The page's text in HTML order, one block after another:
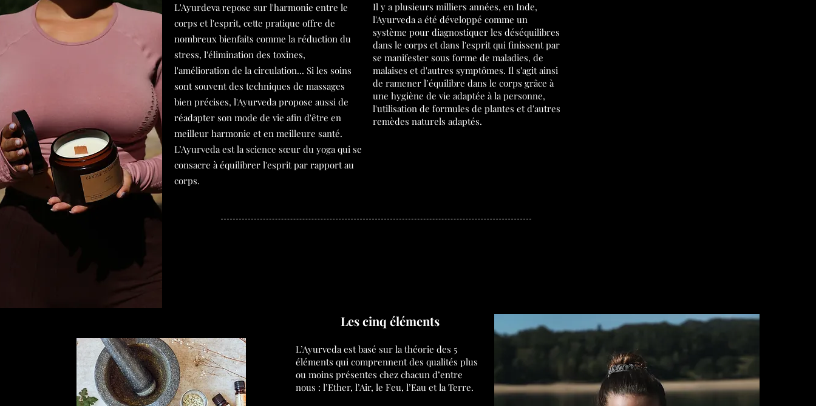
L'Ayurdeva repose sur l'harmonie entre le
corps et l'esprit, cette pratique offre de
nombreux bienfaits comme la réduction du
stress, l'élimination des toxines,
l'amélioration de la circulation... Si les soins
sont souvent des techniques de massages
bien précises, l'Ayurveda propose aussi de
réadapter son mode de vie afin d'être en
meilleur harmonie et en meilleure santé.
L’Ayurveda est la science sœur du yoga qui se
consacre à équilibrer l'esprit par rapport au
corps.
Il y a plusieurs milliers années, en Inde,
l'Ayurveda a été développé comme un
système pour diagnostiquer les déséquilibres
dans le corps et dans l'esprit qui finissent par
se manifester sous forme de maladies, de
malaises et d'autres symptômes. Il s’agit ainsi
de ramener l’équilibre dans le corps grâce à
une hygiène de vie adaptée à la personne,
l'utilisation de formules de plantes et d'autres
remèdes naturels adaptés.
Les cinq éléments
L’Ayurveda est basé sur la théorie des 5
éléments qui comprennent des qualités plus
ou moins présentes chez chacun d’entre
nous : l’Ether, l’Air, le Feu, l’Eau et la Terre.